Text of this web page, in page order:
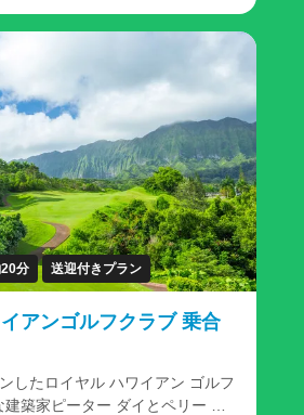
ースは、オアフ島で最も素晴らし
ら畏敬の念を抱かせる体験です。
のみ】のシンプルプランです。
カーなどを運転してゴルフ場に向
ランとなっています。 ＜レン
承っております＞ 「ハワイでゴ
日本からキャディーバッグを持
」、「手ぶらでゴルフしたい」そ
クラブのご利用が便利です。 申し
プレーのご予約時、追加オプショ
ので、ご希望のレンタルクラブを
分 送迎付きプラン
アンゴルフクラブ 乗合
したロイヤル ハワイアン ゴルフ
築家ピーター ダイとペリー ダ